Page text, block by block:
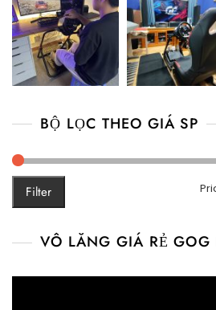
BỘ LỌC THEO GIÁ SP
Filter
VÔ LĂNG GIÁ RẺ GOG